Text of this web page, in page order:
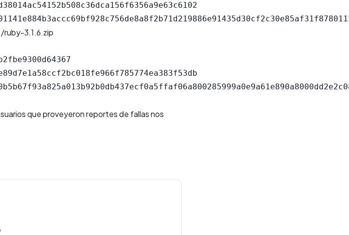
3.1.6.zip
que proveyeron reportes de fallas nos